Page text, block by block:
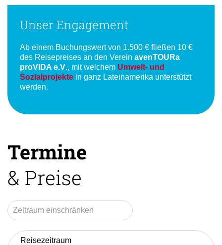
Unser Engagement
Ab einem Buchungswert von 1.500 € fließen 10 €
des Reisepreises an den Verein avenTOURa
proVIDA e.V., mit welchem Umwelt- und
Sozialprojekte in ganz Lateinamerika unterstützt
werden.
Termine
& Preise
Reisezeitraum